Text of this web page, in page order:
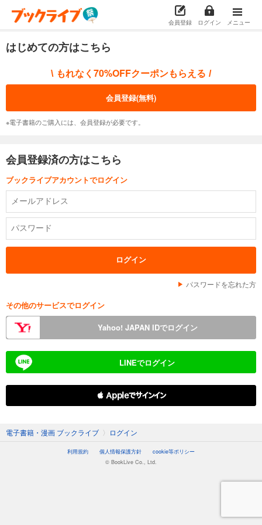
会員登録 ログイン メニュー
はじめての方はこちら
\ もれなく70%OFFクーポンもらえる /
会員登録(無料)
※電子書籍のご購入には、会員登録が必要です。
会員登録済の方はこちら
ブックライブアカウントでログイン
パスワードを忘れた方
その他のサービスでログイン
Yahoo! JAPAN IDでログイン
LINEでログイン
 Appleでサインイン
電子書籍・漫画 ブックライブ 〉 ログイン
利用規約 個人情報保護方針
cookie等ポリシー
© BookLive Co., Ltd.